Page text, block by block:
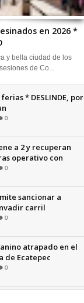
en 2026 *
y bella ciudad de los
de Co...
* DESLINDE, por
0
a 2 y recuperan
operativo con
| INFORMATIVA
0
sancionar a
carril
+Video |
0
atrapado en el
de Ecatepec
0